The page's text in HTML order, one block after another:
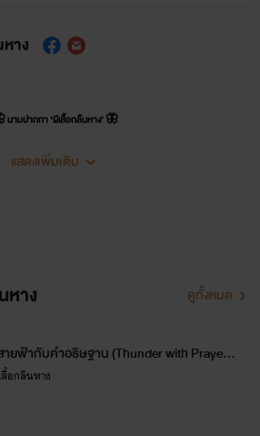
าง
นามปากกา ‘ผีเสื้อกลืนหาง’ 🦋
(ไรท์ตาล) ✍🏻✨
แสดงเพิ่มเติม
หาง ดูทั้งหมด
ยฟ้ากับคำอธิษฐาน (Thunder with Prayer)
ลงให้อ่านรายตอนจนจบ✨ มีตอนพิเศ
สื้อกลืนหาง